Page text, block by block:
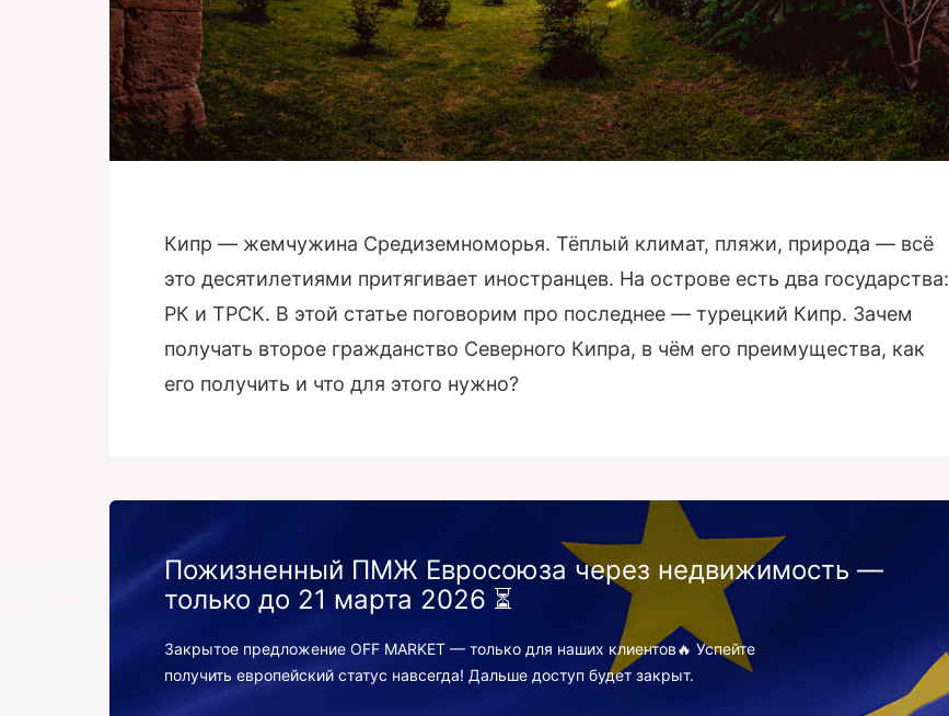
Кипр — жемчужина Средиземноморья. Тёплый климат, пляжи, природа — всё
это десятилетиями притягивает иностранцев. На острове есть два государства:
РК и ТРСК. В этой статье поговорим про последнее — турецкий Кипр. Зачем
получать второе гражданство Северного Кипра, в чём его преимущества, как
его получить и что для этого нужно?
Пожизненный ПМЖ Евросоюза через недвижимость —
только до 21 марта 2026 ⏳
Закрытое предложение OFF MARKET — только для наших клиентов🔥 Успейте
получить европейский статус навсегда! Дальше доступ будет закрыт.